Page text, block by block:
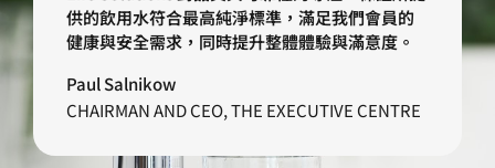
供的飲用水符合最高純淨標準，滿足我們會員的
健康與安全需求，同時提升整體體驗與滿意度。
Paul Salnikow
CHAIRMAN AND CEO, THE EXECUTIVE CENTRE